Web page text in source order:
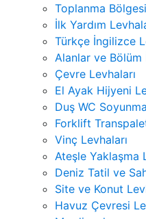
Toplanma
İlk Yardım
Türkçe İngilizce
Alanlar ve Bölüm
Çevre Levhaları
El Ayak Hijyeni
Duş WC
Forklift
Vinç Levhaları
Ateşle Yaklaşma
Deniz Tatil ve
Site ve Konut
Havuz Çevresi